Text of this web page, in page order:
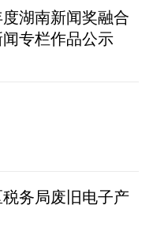
度湖南新闻奖融合
专栏作品公示
务局废旧电子产